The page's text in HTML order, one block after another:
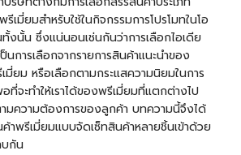
เมี่ยมสำหรับใช้ในกิจกรรมการโปรโมทในโอ
นั้น ซึ่งแน่นอนเช่นกันว่าการเลือกไอเดีย
นการเลือกจากรายการสินค้าแนะนำของ
มี่ยม หรือเลือกตามกระแสความนิยมในการ
จะทำให้เราได้ของพรีเมี่ยมที่แตกต่างไป
มความต้องการของลูกค้า บทความนี้จึงได้
ค้าพรีเมี่ยมแบบจัดเซ็ทสินค้าหลายชิ้นเข้าด้วย
บกัน